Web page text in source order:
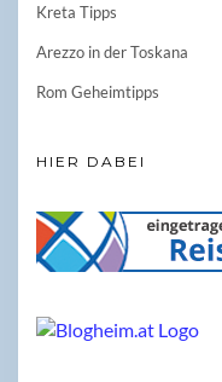
Kreta Tipps
Arezzo in der Toskana
Rom Geheimtipps
HIER DABEI